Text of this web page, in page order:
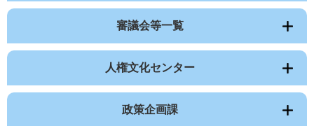
審議会等一覧
人権文化センター
政策企画課